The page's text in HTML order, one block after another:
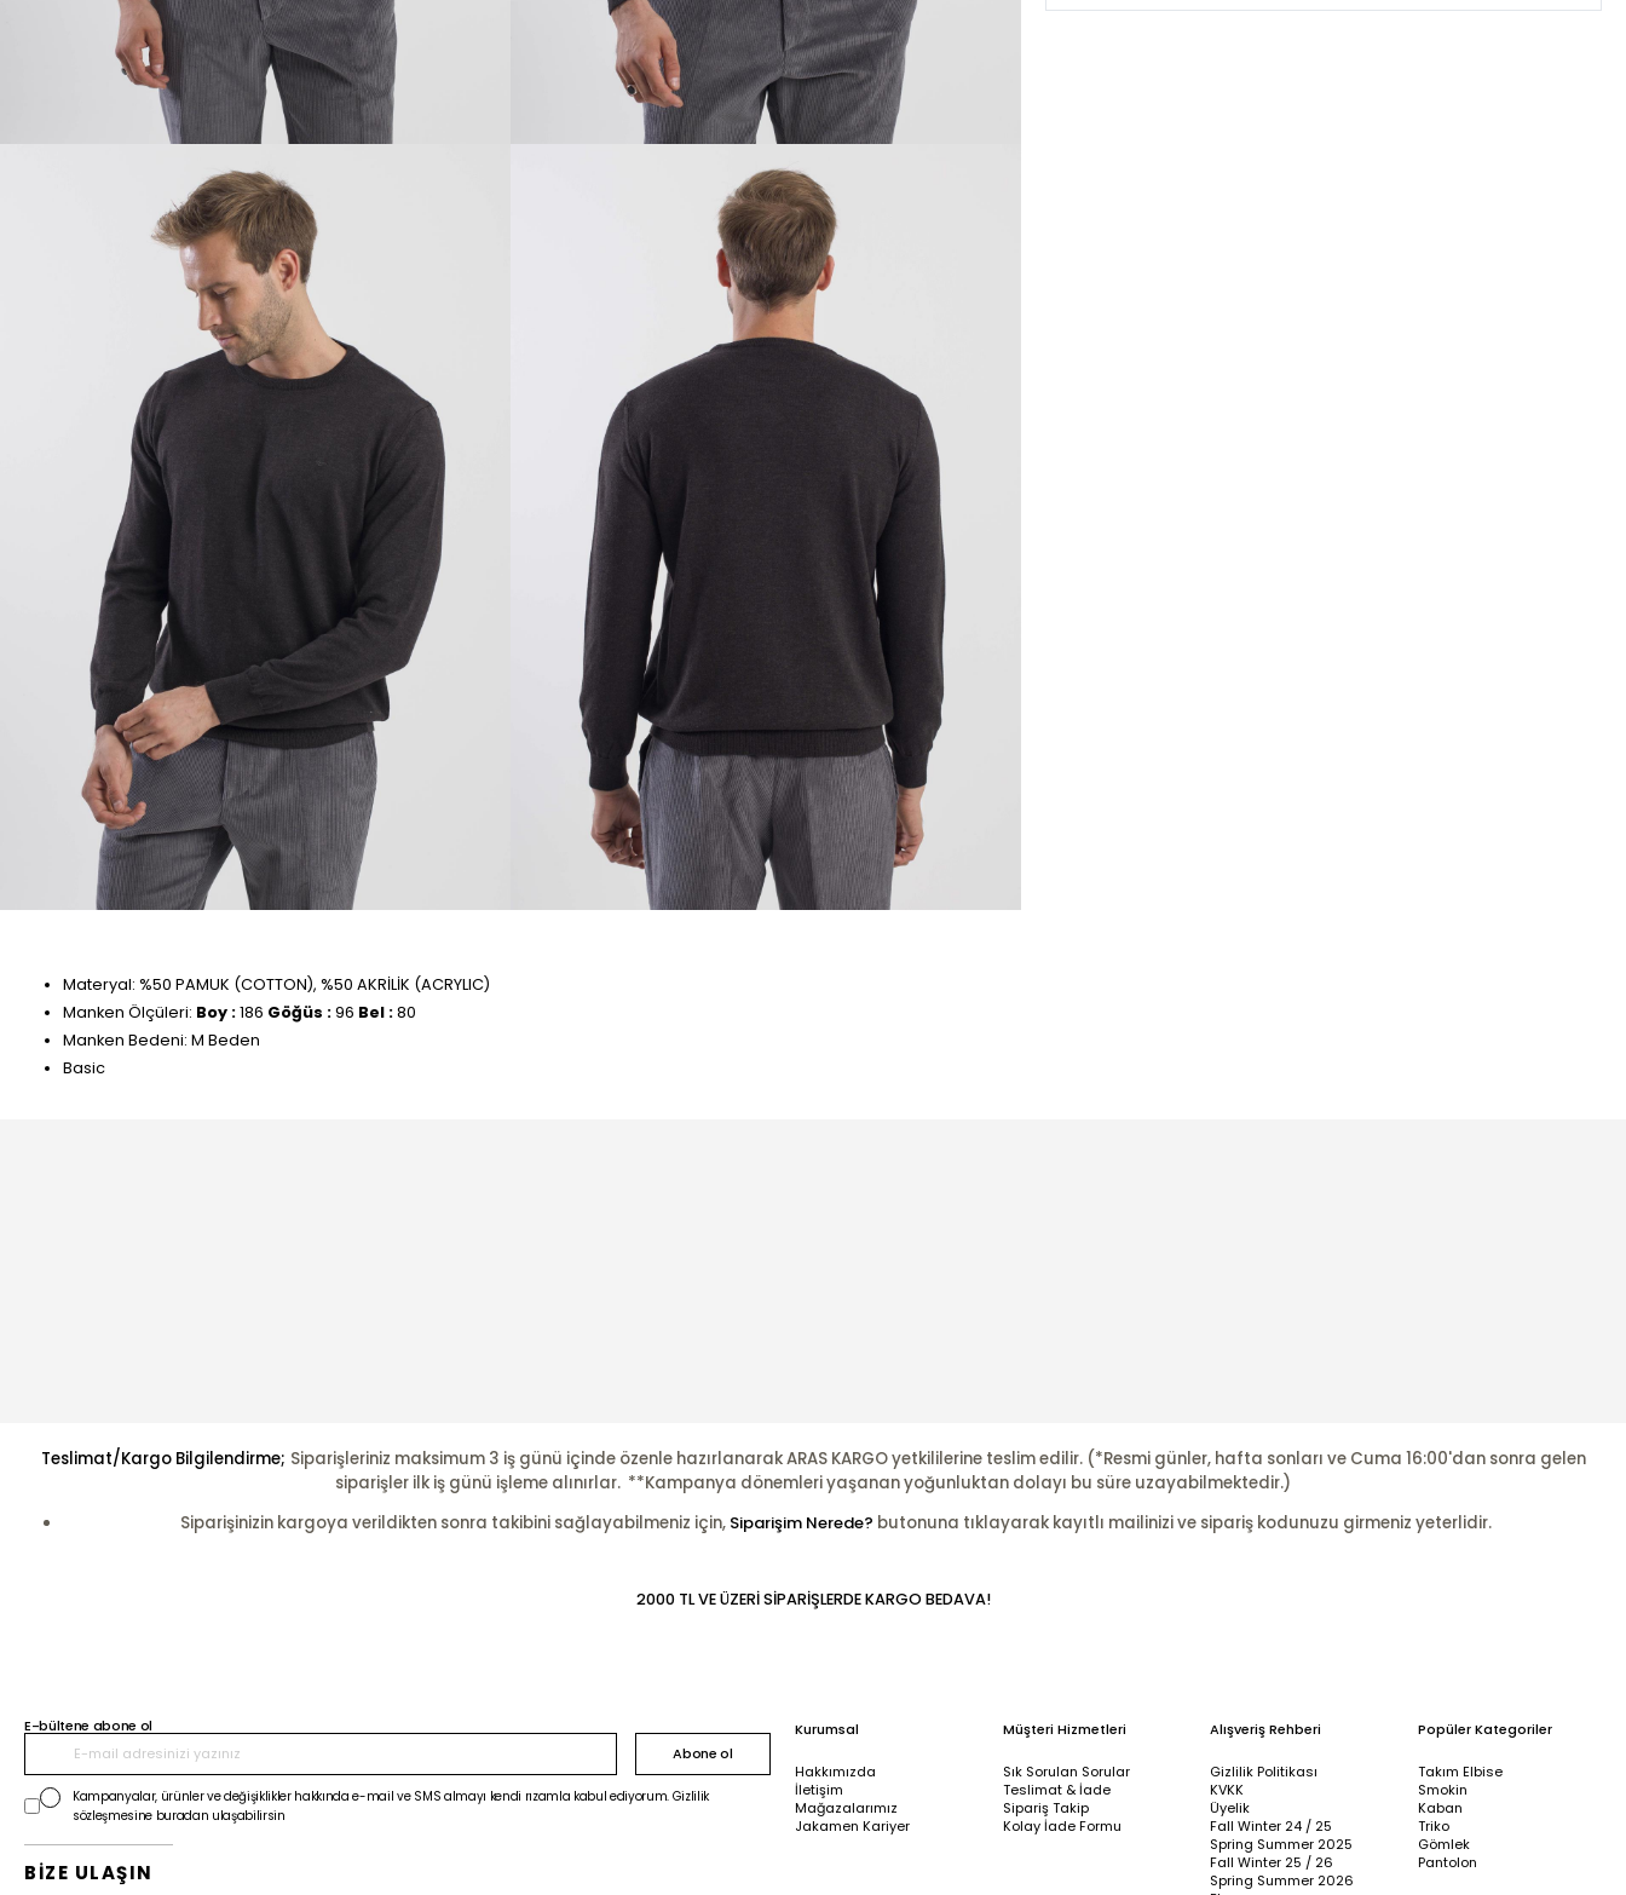
Bu ürünü son 1 hafta içinde 35 kişi sepetine ekledi.
Materyal: %50 PAMUK (COTTON), %50 AKRİLİK (ACRYLIC)
Manken Ölçüleri: Boy :186 Göğüs :96 Bel :80
Manken Bedeni: M Beden
Basic
Teslimat/Kargo Bilgilendirme; Siparişleriniz maksimum 3 iş günü içinde özenle hazırlanarak ARAS KARGO yetkililerine teslim edilir. (*Resmi günler, hafta sonları ve Cuma 16:00'dan sonra gelen
siparişler ilk iş günü işleme alınırlar. **Kampanya dönemleri yaşanan yoğunluktan dolayı bu süre uzayabilmektedir.)
Siparişinizin kargoya verildikten sonra takibini sağlayabilmeniz için, Siparişim Nerede? butonuna tıklayarak kayıtlı mailinizi ve sipariş kodunuzu girmeniz yeterlidir.
2000 TL VE ÜZERİ SİPARİŞLERDE KARGO BEDAVA!
E-bültene abone ol
Abone ol
Kampanyalar, ürünler ve değişiklikler hakkında e-mail ve SMS almayı kendi rızamla kabul ediyorum. Gizlilik
sözleşmesine buradan ulaşabilirsin
BİZE ULAŞIN
Kurumsal
Hakkımızda
İletişim
Mağazalarımız
Jakamen Kariyer
Müşteri Hizmetleri
Sık Sorulan Sorular
Teslimat & İade
Sipariş Takip
Kolay İade Formu
Alışveriş Rehberi
Gizlilik Politikası
KVKK
Üyelik
Fall Winter 24 / 25
Spring Summer 2025
Fall Winter 25 / 26
Spring Summer 2026
Popüler Kategoriler
Takım Elbise
Smokin
Kaban
Triko
Gömlek
Pantolon